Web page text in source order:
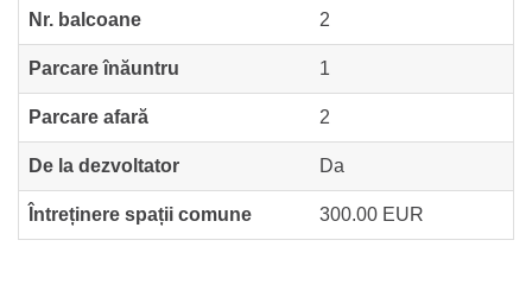
Nr. balcoane 2
Parcare înăuntru 1
Parcare afară 2
De la dezvoltator Da
Întreținere spații comune 300.00 EUR